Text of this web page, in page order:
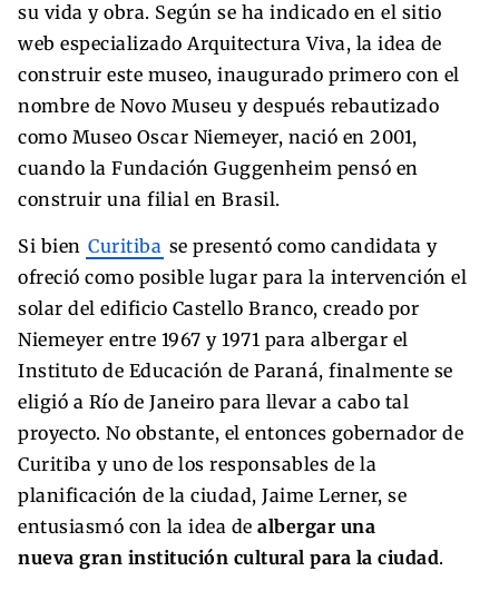
su vida y obra. Según se ha indicado en el sitio
web especializado Arquitectura Viva, la idea de
construir este museo, inaugurado primero con el
nombre de Novo Museu y después rebautizado
como Museo Oscar Niemeyer, nació en 2001,
cuando la Fundación Guggenheim pensó en
construir una filial en Brasil.
Si bien Curitiba se presentó como candidata y
ofreció como posible lugar para la intervención el
solar del edificio Castello Branco, creado por
Niemeyer entre 1967 y 1971 para albergar el
Instituto de Educación de Paraná, finalmente se
eligió a Río de Janeiro para llevar a cabo tal
proyecto. No obstante, el entonces gobernador de
Curitiba y uno de los responsables de la
planificación de la ciudad, Jaime Lerner, se
entusiasmó con la idea de albergar una
nueva gran institución cultural para la ciudad.